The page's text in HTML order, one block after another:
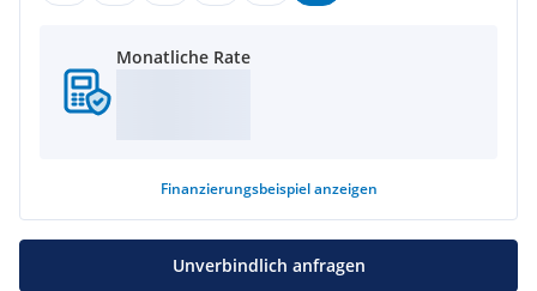
Monatliche Rate
Finanzierungsbeispiel anzeigen
Unverbindlich anfragen